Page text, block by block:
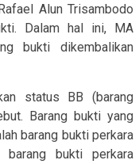
Alun Trisambodo
Dalam hal ini, MA
bukti dikembalikan
status BB (barang
Barang bukti yang
barang bukti perkara
bukti perkara